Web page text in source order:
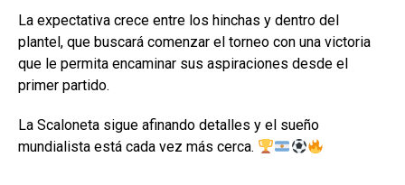
La expectativa crece entre los hinchas y dentro del
plantel, que buscará comenzar el torneo con una victoria
que le permita encaminar sus aspiraciones desde el
primer partido.
La Scaloneta sigue afinando detalles y el sueño
mundialista está cada vez más cerca.